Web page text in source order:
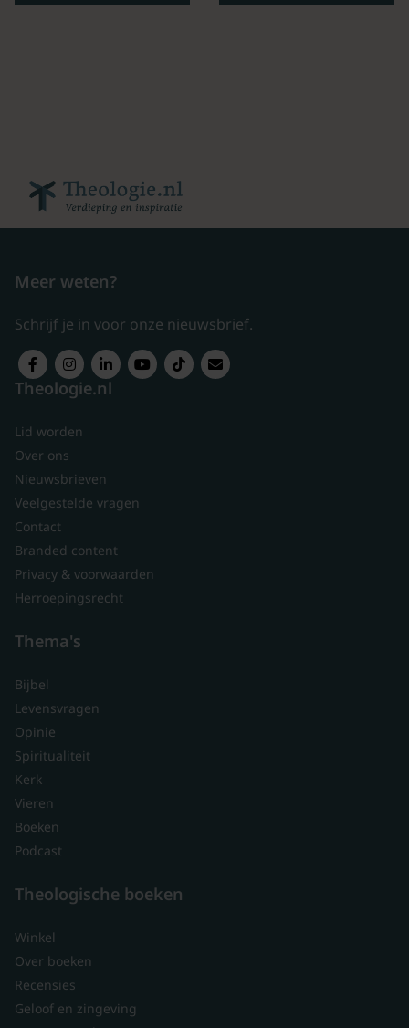
Meer weten?
Schrijf je in voor onze nieuwsbrief.
Theologie.nl
Lid worden
Over ons
Nieuwsbrieven
Veelgestelde vragen
Contact
Branded content
Privacy & voorwaarden
Herroepingsrecht
Thema's
Bijbel
Levensvragen
Opinie
Spiritualiteit
Kerk
Vieren
Boeken
Podcast
Theologische boeken
Winkel
Over boeken
Recensies
Geloof en zingeving